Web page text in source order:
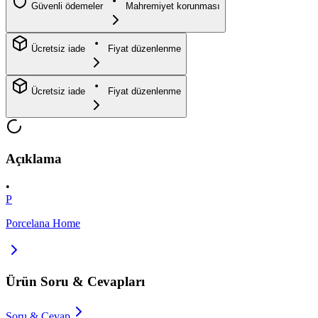
Güvenli ödemeler Mahremiyet korunması
Ücretsiz iade Fiyat düzenlenme
Ücretsiz iade Fiyat düzenlenme
Açıklama
•
P
Porcelana Home
Ürün Soru & Cevapları